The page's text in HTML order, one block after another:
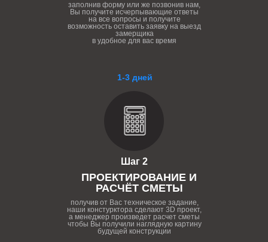
1-3 дней
Шаг 2
ПРОЕКТИРОВАНИЕ И
РАСЧЁТ СМЕТЫ
получив от Вас техническое задание,
наши констурктора сделают 3D проект,
а менеджер произведет расчет сметы
чтобы Вы получили наглядную картину
будущей конструкции
заполнив форму или же позвонив нам,
Вы получите исчерпывающие ответы
на все вопросы и получите
возможность оставить заявку на выезд
замерщика
в удобное для вас время